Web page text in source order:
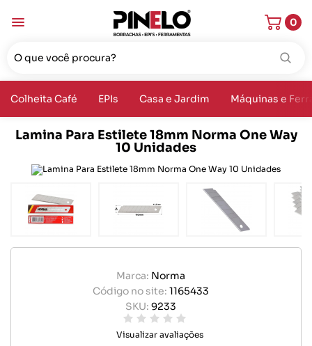
0
Colheita Café EPIs Casa e Jardim Máquinas e
Lamina Para Estilete 18mm Norma One Way
10 Unidades
Marca: Norma
Código no site: 1165433
SKU: 9233
Visualizar avaliações